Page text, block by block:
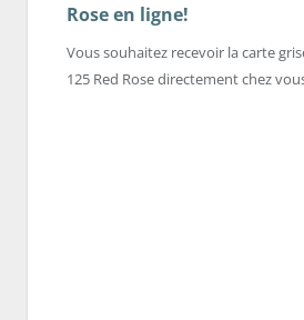
Rose en ligne!
Vous souhaitez recevoir la carte
125 Red Rose directement chez